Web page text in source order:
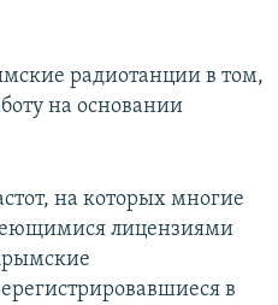
радиотанции в том,
на основании
на которых многие
лицензиями
в